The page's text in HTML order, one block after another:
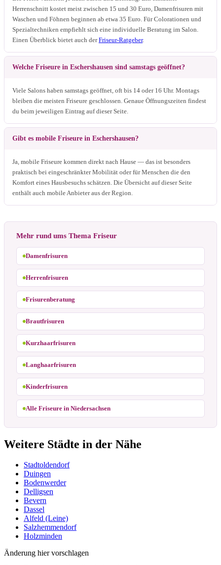
Herrenschnitt kostet meist zwischen 15 und 30 Euro, Damenfrisuren mit
Waschen und Föhnen beginnen ab etwa 35 Euro. Für Colorationen und
Spezialtechniken empfiehlt sich eine individuelle Beratung im Salon.
Einen Überblick bietet auch derFriseur-Ratgeber.
Welche Friseure in Eschershausen sind samstags geöffnet?
Viele Salons haben samstags geöffnet, oft bis 14 oder 16 Uhr. Montags
bleiben die meisten Friseure geschlossen. Genaue Öffnungszeiten findest
du beim jeweiligen Eintrag auf dieser Seite.
Gibt es mobile Friseure in Eschershausen?
Ja, mobile Friseure kommen direkt nach Hause — das ist besonders
praktisch bei eingeschränkter Mobilität oder für Menschen die den
Komfort eines Hausbesuchs schätzen. Die Übersicht auf dieser Seite
enthält auch mobile Anbieter aus der Region.
Mehr rund ums Thema Friseur
Damenfrisuren
Herrenfrisuren
Frisurenberatung
Brautfrisuren
Kurzhaarfrisuren
Langhaarfrisuren
Kinderfrisuren
Alle Friseure in Niedersachsen
Weitere Städte in der Nähe
Stadtoldendorf
Duingen
Bodenwerder
Delligsen
Bevern
Dassel
Alfeld (Leine)
Salzhemmendorf
Holzminden
Änderung hier vorschlagen